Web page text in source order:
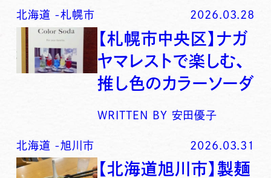
北海道 -札幌市 2026.03.28
【札幌市中央区】ナガ
ヤマレストで楽しむ、
推し色のカラーソーダ
WRITTEN BY 安田優子
北海道 -旭川市 2026.03.31
【北海道旭川市】製麺